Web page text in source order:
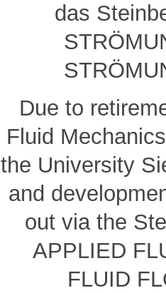
das
Due to
Fluid
the University
and
out via the
APPLIED
FLUID